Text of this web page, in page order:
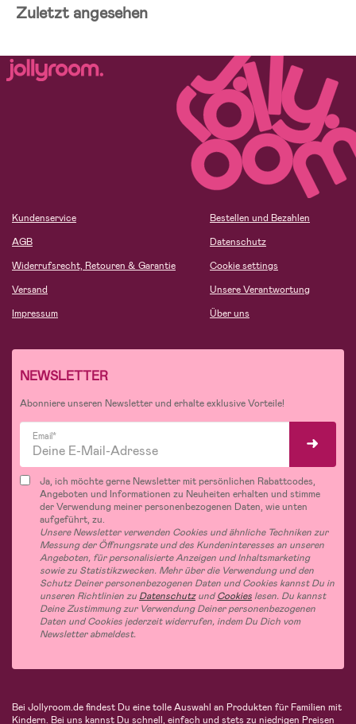
Zuletzt angesehen
Kundenservice
AGB
Widerrufsrecht, Retouren & Garantie
Versand
Impressum
Bestellen und Bezahlen
Datenschutz
Cookie settings
Unsere Verantwortung
Über uns
NEWSLETTER
Abonniere unseren Newsletter und erhalte exklusive Vorteile!
Email*
Ja, ich möchte gerne Newsletter mit persönlichen Rabattcodes,
Angeboten und Informationen zu Neuheiten erhalten und stimme
der Verwendung meiner personenbezogenen Daten, wie unten
aufgeführt, zu.
Unsere Newsletter verwenden Cookies und ähnliche Techniken zur
Messung der Öffnungsrate und des Kundeninteresses an unseren
Angeboten, für personalisierte Anzeigen und Inhaltsmarketing
sowie zu Statistikzwecken. Mehr über die Verwendung und den
Schutz Deiner personenbezogenen Daten und Cookies kannst Du in
unseren Richtlinien zu DatenschutzundCookies lesen. Du kannst
Deine Zustimmung zur Verwendung Deiner personenbezogenen
Daten und Cookies jederzeit widerrufen, indem Du Dich vom
Newsletter abmeldest.
Bei Jollyroom.de findest Du eine tolle Auswahl an Produkten für Familien mit
Kindern. Bei uns kannst Du schnell, einfach und stets zu niedrigen Preisen